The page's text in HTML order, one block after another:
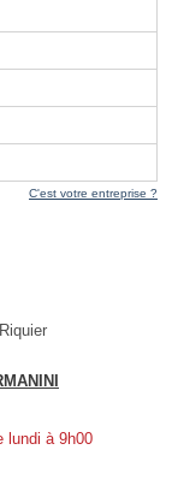
C'est votre entreprise ?
lundi à 9h00